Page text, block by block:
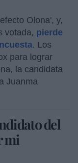
Olona', y,
votada, pierde
. Los
para lograr
la candidata
Juanma
del
mi